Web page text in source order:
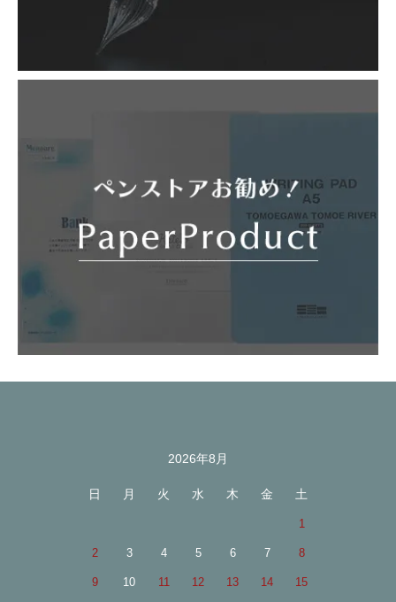
2026年8月
日 月 火 水 木 金 土
1
2 3 4 5 6 7 8
9 10 11 12 13 14 15